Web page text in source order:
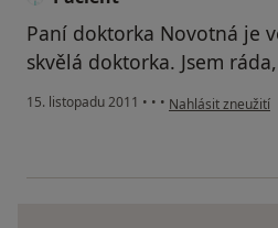
Paní doktorka Novotná je
skvělá doktorka. Jsem
15. listopadu 2011 • • • podle názoru
Nahlásit zneužití